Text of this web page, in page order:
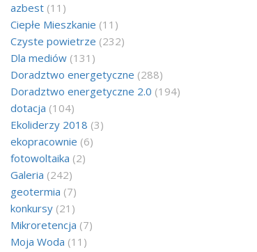
azbest(11)
Ciepłe Mieszkanie (11)
Czyste powietrze (232)
Dla mediów(131)
Doradztwo energetyczne (288)
Doradztwo energetyczne 2.0 (194)
dotacja (104)
Ekoliderzy 2018 (3)
ekopracownie (6)
fotowoltaika (2)
Galeria (242)
geotermia (7)
konkursy(21)
Mikroretencja (7)
Moja Woda (11)